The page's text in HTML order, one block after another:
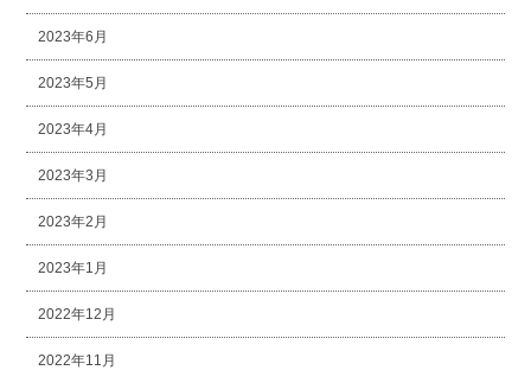
2023年6月
2023年5月
2023年4月
2023年3月
2023年2月
2023年1月
2022年12月
2022年11月